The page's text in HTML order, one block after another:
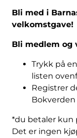
Bli med i
velkomstgave!
Bli medlem og
Trykk på
listen
Registrer
Bokverden
*du betaler kun
Det er ingen